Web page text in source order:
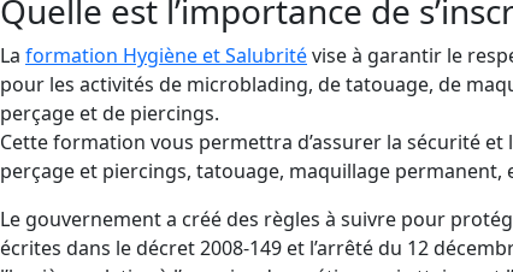
Quelle est l’importance de
La formation Hygiène et Salubritévise à garantir le
pour les activités de microblading, de tatouage, de
perçage et de piercings.
Cette formation vous permettra d’assurer la sécurité
perçage et piercings, tatouage, maquillage permanent,
Le gouvernement a créé des règles à suivre pour
écrites dans le décret 2008-149 et l’arrêté du 12